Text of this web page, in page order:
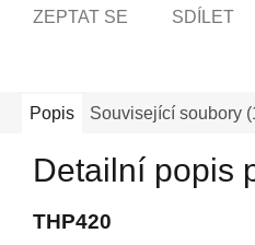
ZEPTAT SE SDÍLET
Popis Související soubory
Detailní popis
THP420